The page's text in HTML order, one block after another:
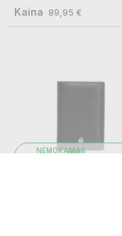
Kaina 89,95 €
NEMOKAMAS